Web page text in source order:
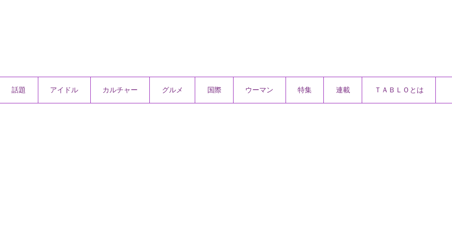
話題 アイドル カルチャー グルメ 国際 ウーマン 特集 連載 ＴＡＢＬＯとは